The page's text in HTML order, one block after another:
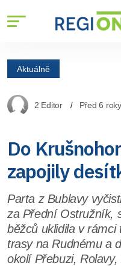
Aktuálně
2 Editor Před 6 roky
Do
zapojily
Parta z Bublavy
za Přední Ostružník,
běžců uklidila v
trasy na Rudnému a
okolí Přebuzi,